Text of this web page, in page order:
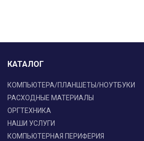
КАТАЛОГ
КОМПЬЮТЕРА/ПЛАНШЕТЫ/НОУТБУКИ
РАСХОДНЫЕ МАТЕРИАЛЫ
ОРГТЕХНИКА
НАШИ УСЛУГИ
КОМПЬЮТЕРНАЯ ПЕРИФЕРИЯ